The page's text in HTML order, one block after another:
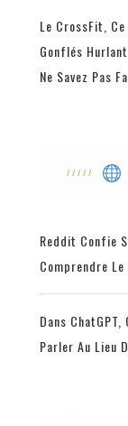
Le CrossFit,
Gonflés
Ne Savez Pas
Reddit Confie
Comprendre
Dans
Parler Au Lieu